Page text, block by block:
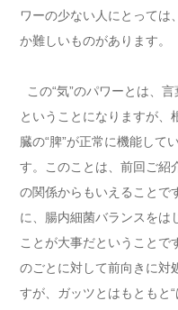
ワーの少ない人にとっては
か難しいものがあります。
この“気”のパワーとは、
ということになりますが、
臓の“脾”が正常に機能して
す。このことは、前回ご紹
の関係からもいえることで
に、腸内細菌バランスをは
ことが大事だということで
のごとに対して前向きに対
すが、ガッツとはもともと